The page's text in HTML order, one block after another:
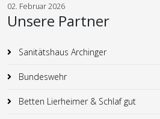
02. Februar 2026
Unsere Partner
Sanitätshaus Archinger
Bundeswehr
Betten Lierheimer & Schlaf gut